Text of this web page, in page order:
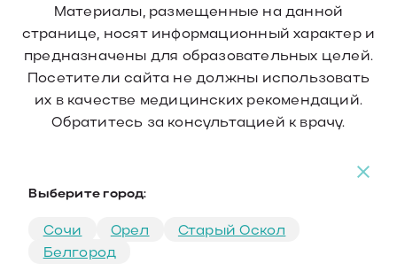
Материалы, размещенные на данной
странице, носят информационный характер и
предназначены для образовательных целей.
Посетители сайта не должны использовать
их в качестве медицинских рекомендаций.
Обратитесь за консультацией к врачу.
Выберите город:
Сочи Орел
Старый Оскол
Белгород